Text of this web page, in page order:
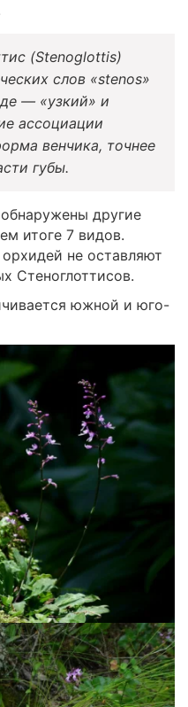
(Stenoglottis)
слов «stenos»
— «узкий» и
ассоциации
венчика, точнее
губы.
другие
итоге 7 видов.
не оставляют
Стеноглоттисов.
южной и юго-